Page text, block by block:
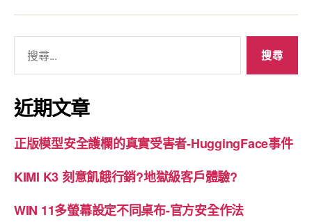
本
標、
帳）”
關
鍵
字:
近期文章
正版模型安全護欄的真實受害者-HuggingFace事件
KIMI K3 刻意飢餓行銷?地獄級客戶體驗?
WIN 11多螢幕設定不同桌布-官方安全作法